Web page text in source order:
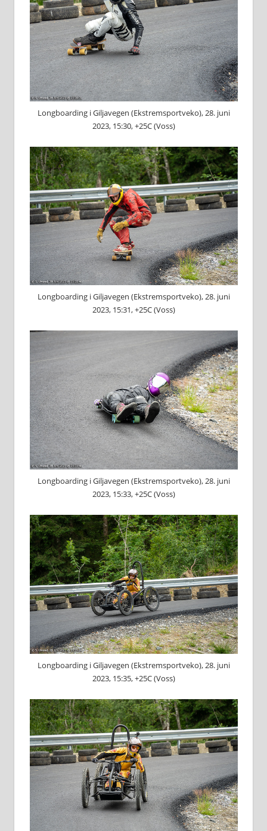
Longboarding i Giljavegen (Ekstremsportveko), 28. juni
2023, 15:30, +25C (Voss)
Longboarding i Giljavegen (Ekstremsportveko), 28. juni
2023, 15:31, +25C (Voss)
Longboarding i Giljavegen (Ekstremsportveko), 28. juni
2023, 15:33, +25C (Voss)
Longboarding i Giljavegen (Ekstremsportveko), 28. juni
2023, 15:35, +25C (Voss)